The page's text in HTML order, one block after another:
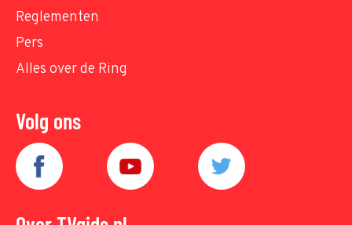
Reglementen
Pers
Alles over de Ring
Volg ons